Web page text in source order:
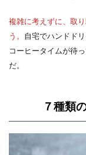
複雑に考えずに、取
う。 自宅でハンドド
コーヒータイムが待
だ。
７種類